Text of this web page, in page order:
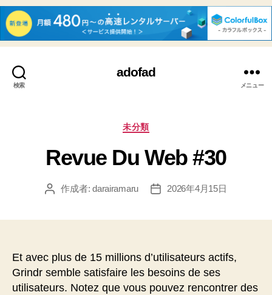
検索
adofad
メニュー
カ
ゴ
リ
未分類
Revue Du Web #30
投
作成者:darairamaru
投
2026年4月15日
Et avec plus de 15 millions d’utilisateurs actifs,
Grindr semble satisfaire les besoins de ses
utilisateurs. Notez que vous pouvez rencontrer des